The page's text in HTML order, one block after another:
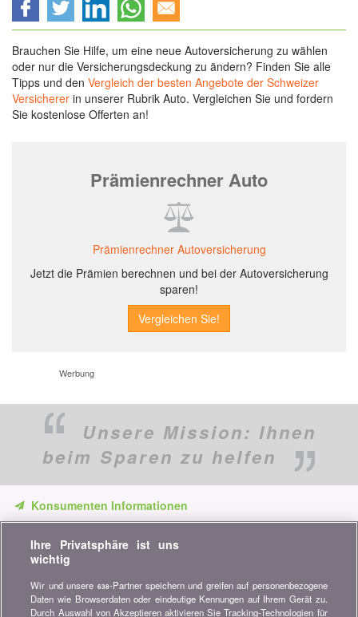
Brauchen Sie Hilfe, um eine neue Autoversicherung zu wählen
oder nur die Versicherungsdeckung zu ändern? Finden Sie alle
Tipps und den Vergleich der besten Angebote der Schweizer
Versicherer in unserer Rubrik Auto. Vergleichen Sie und fordern
Sie kostenlose Offerten an!
Prämienrechner Auto
Prämienrechner Autoversicherung
Jetzt die Prämien berechnen und bei der Autoversicherung
sparen!
Werbung
Unsere Mission: Ihnen
beim Sparen zu helfen
Konsumenten Informationen
unsere Vergleiche, Ratschläge und Tipps in den Bereichen
Versicherung, Finanzen, Konsumgüter und vieles mehr...
Newsletter bestellen
Ihre Privatsphäre ist uns
wichtig
Wir und unsere 638-Partner speichern und greifen auf personenbezogene
Daten wie Browserdaten oder eindeutige Kennungen auf Ihrem Gerät zu.
Durch Auswahl von Akzeptieren aktivieren Sie Tracking-Technologien für